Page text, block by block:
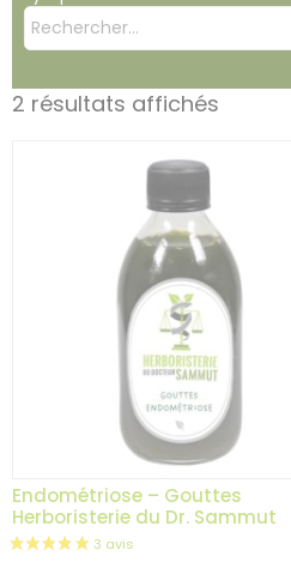
Mots
clés
:
2 résultats affichés
Endométriose – Gouttes
Herboristerie du Dr. Sammut